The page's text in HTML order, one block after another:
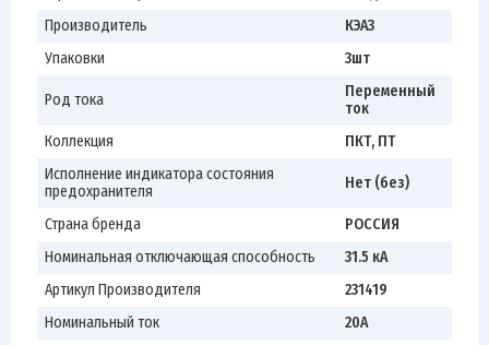
Производитель
КЭАЗ
Упаковки
3шт
Род тока
Переменный
ток
Коллекция
ПКТ, ПТ
Исполнение индикатора состояния
предохранителя
Нет (без)
Страна бренда
РОССИЯ
Номинальная отключающая способность
31.5 кА
Артикул Производителя
231419
Номинальный ток
20А